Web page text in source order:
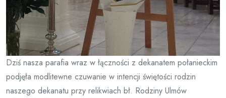
Dziś nasza parafia wraz w łączności z dekanatem połanieckim
podjęła modlitewne czuwanie w intencji świętości rodzin
naszego dekanatu przy relikwiach bł. Rodziny Ulmów